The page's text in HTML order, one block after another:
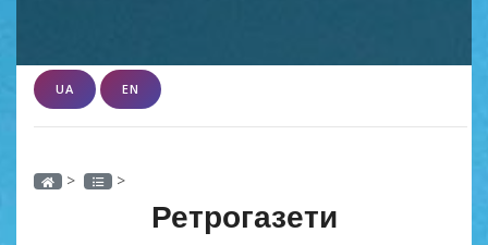
UA EN
> >
Ретрогазети